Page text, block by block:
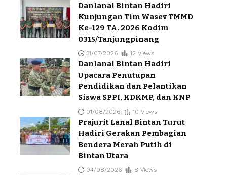
Danlanal Bintan Hadiri
Kunjungan Tim Wasev TMMD
Ke-129 TA. 2026 Kodim
0315/Tanjungpinang
31/07/2026 12 Views
Danlanal Bintan Hadiri
Upacara Penutupan
Pendidikan dan Pelantikan
Siswa SPPI, KDKMP, dan KNP
01/08/2026 10 Views
Prajurit Lanal Bintan Turut
Hadiri Gerakan Pembagian
Bendera Merah Putih di
Bintan Utara
04/08/2026 8 Views